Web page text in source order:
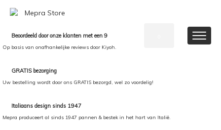
Beoordeeld door onze klanten met een 9
Op basis van onafhankelijke reviews door Kiyoh.
GRATIS bezorging
Uw bestelling wordt door ons GRATIS bezorgd, wel zo voordelig!
Italiaans design sinds 1947
Mepra produceert al sinds 1947 pannen & bestek in het hart van Italië.